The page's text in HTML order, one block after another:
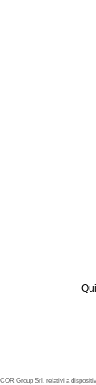
Group Srl, relativi a